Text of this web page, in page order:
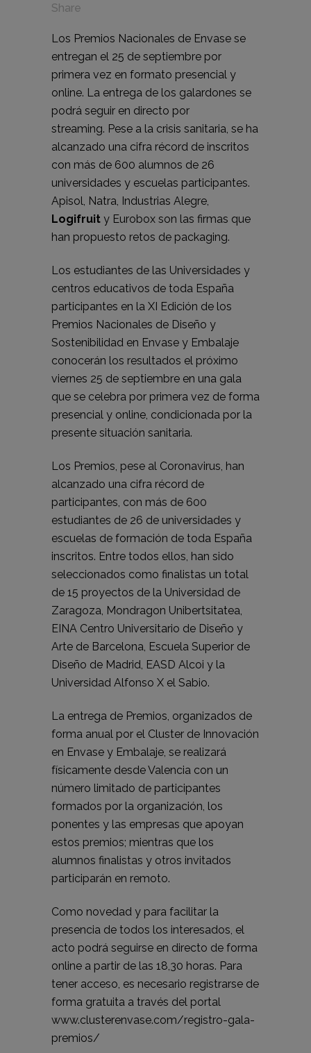
Share
Los Premios Nacionales de Envase se
entregan el 25 de septiembre por
primera vez en formato presencial y
online. La entrega de los galardones se
podrá seguir en directo por
streaming. Pese a la crisis sanitaria, se ha
alcanzado una cifra récord de inscritos
con más de 600 alumnos de 26
universidades y escuelas participantes.
Apisol, Natra, Industrias Alegre,
Logifruit y Eurobox son las firmas que
han propuesto retos de packaging.
Los estudiantes de las Universidades y
centros educativos de toda España
participantes en la XI Edición de los
Premios Nacionales de Diseño y
Sostenibilidad en Envase y Embalaje
conocerán los resultados el próximo
viernes 25 de septiembre en una gala
que se celebra por primera vez de forma
presencial y online, condicionada por la
presente situación sanitaria.
Los Premios, pese al Coronavirus, han
alcanzado una cifra récord de
participantes, con más de 600
estudiantes de 26 de universidades y
escuelas de formación de toda España
inscritos. Entre todos ellos, han sido
seleccionados como finalistas un total
de 15 proyectos de la Universidad de
Zaragoza, Mondragon Unibertsitatea,
EINA Centro Universitario de Diseño y
Arte de Barcelona, Escuela Superior de
Diseño de Madrid, EASD Alcoi y la
Universidad Alfonso X el Sabio.
La entrega de Premios, organizados de
forma anual por el Cluster de Innovación
en Envase y Embalaje, se realizará
físicamente desde Valencia con un
número limitado de participantes
formados por la organización, los
ponentes y las empresas que apoyan
estos premios; mientras que los
alumnos finalistas y otros invitados
participarán en remoto.
Como novedad y para facilitar la
presencia de todos los interesados, el
acto podrá seguirse en directo de forma
online a partir de las 18,30 horas. Para
tener acceso, es necesario registrarse de
forma gratuita a través del portal
www.clusterenvase.com/registro-gala-
premios/